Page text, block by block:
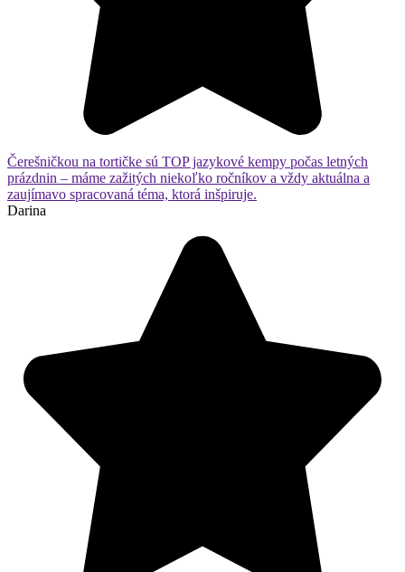
Čerešničkou na tortičke sú TOP jazykové kempy počas letných
prázdnin – máme zažitých niekoľko ročníkov a vždy aktuálna a
zaujímavo spracovaná téma, ktorá inšpiruje.
Darina